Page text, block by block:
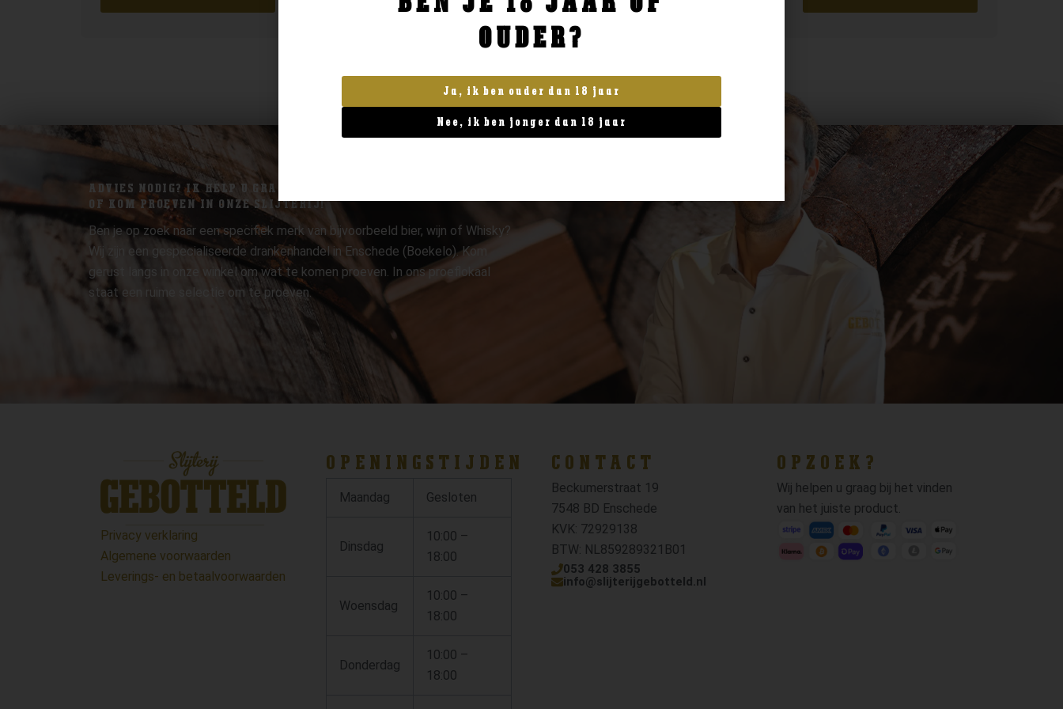
ADVIES NODIG? IK HELP U GRAAG.
OF KOM PROEVEN IN ONZE SLIJTERIJ!
Ben je op zoek naar een specifiek merk van bijvoorbeeld bier, wijn of Whisky?
Wij zijn een gespecialiseerde drankenhandel in Enschede (Boekelo). Kom
gerust langs in onze winkel om wat te komen proeven. In ons proeflokaal
staat een ruime selectie om te proeven.
Privacy verklaring
Algemene voorwaarden
Leverings- en betaalvoorwaarden
OPENINGSTIJDEN
Maandag Gesloten
Dinsdag
10:00 –
18:00
Woensdag
10:00 –
18:00
Donderdag
10:00 –
18:00
CONTACT
Beckumerstraat 19
7548 BD Enschede
KVK: 72929138
BTW: NL859289321B01
053 428 3855
info@slijterijgebotteld.nl
OPZOEK?
Wij helpen u graag bij het vinden
van het juiste product.
OUDER?
Ja, ik ben ouder dan 18 jaar
Nee, ik ben jonger dan 18 jaar